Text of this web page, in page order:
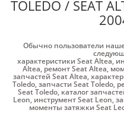
TOLEDO / SEAT
Обычно пользователи
характеристики Seat Altea,
Altea, ремонт Seat Altea,
запчастей Seat Altea,
Toledo,запчасти Seat Toledo,
Seat Toledo, каталог
Leon, инструмент Seat Leon,
моменты затяжки Seat